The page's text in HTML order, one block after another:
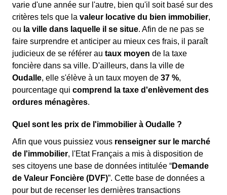
varie d'une année sur l'autre, bien qu'il soit basé sur des
critères tels que la valeur locative du bien immobilier,
ou la ville dans laquelle il se situe. Afin de ne pas se
faire surprendre et anticiper au mieux ces frais, il paraît
judicieux de se référer au taux moyen de la taxe
foncière dans sa ville. D'ailleurs, dans la ville de
Oudalle, elle s'élève à un taux moyen de 37 %,
pourcentage qui comprend la taxe d'enlèvement des
ordures ménagères.
Quel sont les prix de l'immobilier à Oudalle ?
Afin que vous puissiez vous renseigner sur le marché
de l'immobilier, l'Etat Français a mis à disposition de
ses citoyens une base de données intitulée “Demande
de Valeur Foncière (DVF)”. Cette base de données a
pour but de recenser les dernières transactions